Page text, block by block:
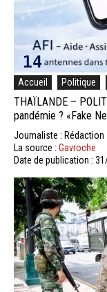
Accueil Politique
THAÏLANDE –
pandémie ? «Fake
Journaliste : Rédaction
La source : Gavroche
Date de publication :